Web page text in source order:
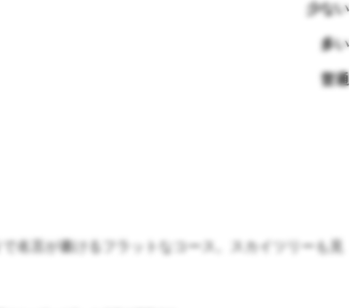
少ない
多い
普通
名言が書けるフラットなコース。スカイツリーも見